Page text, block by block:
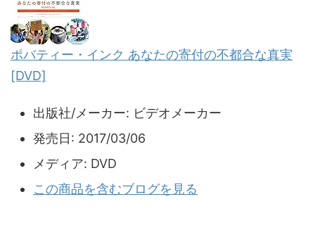
ポバティー・インク あなたの寄付の不都合な真実
[DVD]
出版社/メーカー: ビデオメーカー
発売日: 2017/03/06
メディア: DVD
この商品を含むブログを見る